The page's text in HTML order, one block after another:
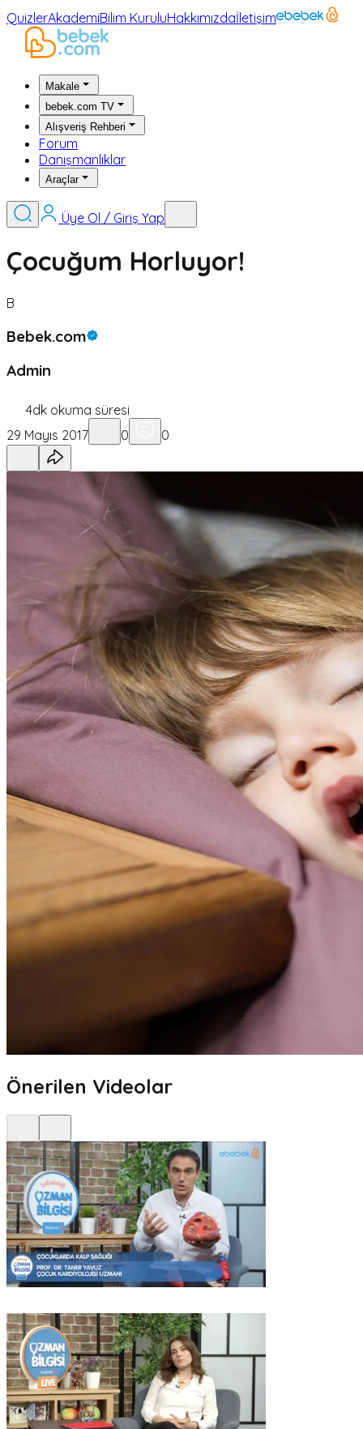
QuizlerAkademiBilim KuruluHakkımızdaİletişim
Makale
bebek.com TV
Alışveriş Rehberi
Forum
Danışmanlıklar
Araçlar
Üye Ol / Giriş Yap
Çocuğum Horluyor!
B
Bebek.com
Admin
4dk okuma süresi
29 Mayıs 2017
0 0
Önerilen Videolar